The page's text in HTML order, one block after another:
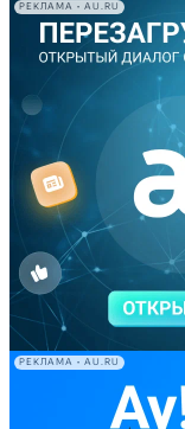
РЕКЛАМА • AU.RU
РЕКЛАМА • AU.RU